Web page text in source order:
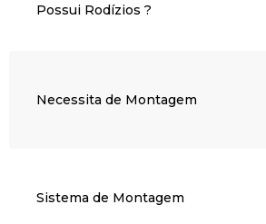
Possui Rodízios ?
Necessita de Montagem
Sistema de Montagem